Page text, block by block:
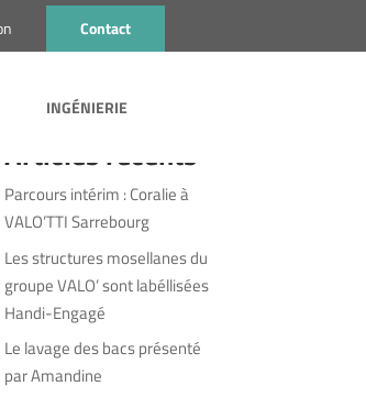
Contact
INGÉNIERIE
Articles récents
Parcours intérim : Coralie à
VALO’TTI Sarrebourg
Les structures mosellanes du
groupe VALO’ sont labéllisées
Handi-Engagé
Le lavage des bacs présenté
par Amandine